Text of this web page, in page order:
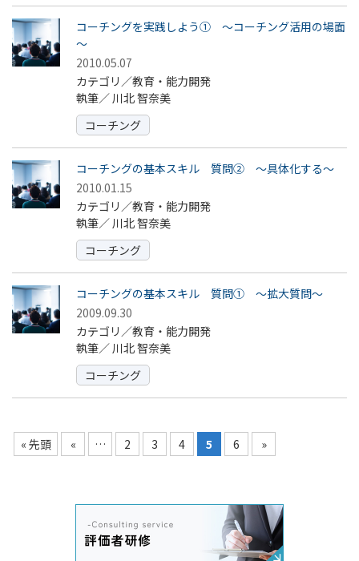
コーチングを実践しよう① ～コーチング活用の場面
～
2010.05.07
カテゴリ／教育・能力開発
執筆／川北 智奈美
コーチング
コーチングの基本スキル 質問② ～具体化する～
2010.01.15
カテゴリ／教育・能力開発
執筆／川北 智奈美
コーチング
コーチングの基本スキル 質問① ～拡大質問～
2009.09.30
カテゴリ／教育・能力開発
執筆／川北 智奈美
コーチング
« 先頭 « … 2 3 4 5 6 »